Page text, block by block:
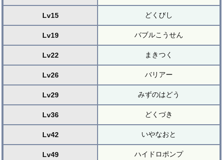
Lv15 どくびし
Lv19 バブルこうせん
Lv22 まきつく
Lv26 バリアー
Lv29 みずのはどう
Lv36 どくづき
Lv42 いやなおと
Lv49 ハイドロポンプ